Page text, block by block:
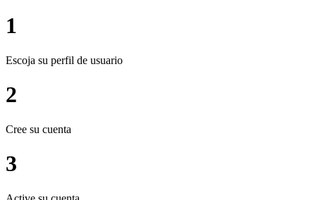
1
Escoja su perfil de usuario
2
Cree su cuenta
3